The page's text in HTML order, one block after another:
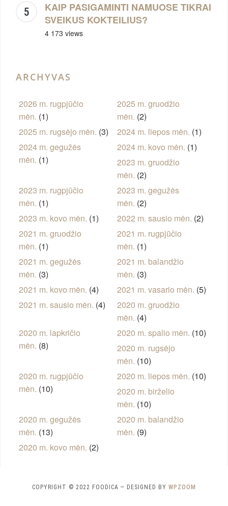
KAIP PASIGAMINTI NAMUOSE TIKRAI
SVEIKUS KOKTEILIUS?
4 173 views
ARCHYVAS
2026 m. rugpjūčio
mėn. (1)
2025 m. gruodžio
mėn. (2)
2025 m. rugsėjo mėn. (3) 2024 m. liepos mėn. (1)
2024 m. gegužės
mėn. (1)
2024 m. kovo mėn. (1)
2023 m. gruodžio
mėn. (2)
2023 m. rugpjūčio
mėn. (1)
2023 m. gegužės
mėn. (2)
2023 m. kovo mėn. (1) 2022 m. sausio mėn. (2)
2021 m. gruodžio
mėn. (1)
2021 m. rugpjūčio
mėn. (1)
2021 m. gegužės
mėn. (3)
2021 m. balandžio
mėn. (3)
2021 m. kovo mėn. (4) 2021 m. vasario mėn. (5)
2021 m. sausio mėn. (4)
2020 m. gruodžio
mėn. (4)
2020 m. lapkričio
mėn. (8)
2020 m. spalio mėn. (10)
2020 m. rugsėjo
mėn. (10)
2020 m. rugpjūčio
mėn. (10)
2020 m. liepos mėn. (10)
2020 m. birželio
mėn. (10)
2020 m. gegužės
mėn. (13)
2020 m. balandžio
mėn. (9)
2020 m. kovo mėn. (2)
COPYRIGHT © 2022 FOODICA — DESIGNED BY WPZOOM